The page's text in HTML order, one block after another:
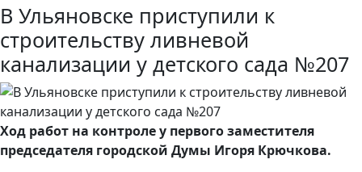
В Ульяновске приступили к
строительству ливневой
канализации у детского сада №207
Ход работ на контроле у первого заместителя
председателя городской Думы Игоря Крючкова.